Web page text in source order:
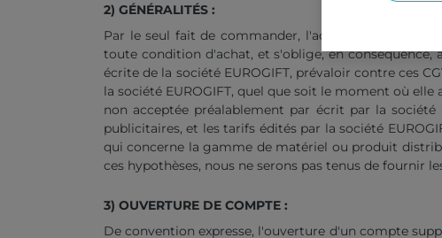
2) GÉNÉRALITÉS :
Par le seul fait de commander, l'acheteur reconnaît
toute condition d'achat, et s'oblige, en
écrite de la société EUROGIFT, prévaloir contre ces
la société EUROGIFT, quel que soit le moment où
non acceptée préalablement par écrit par la
publicitaires, et les tarifs édités par la société
qui concerne la gamme de matériel ou produit
ces hypothèses, nous ne serons pas tenus de fournir
3) OUVERTURE DE COMPTE :
De convention expresse, l'ouverture d'un compte